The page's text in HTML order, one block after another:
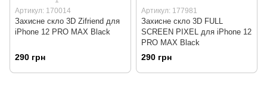
Артикул: 170014
Захисне скло 3D Zifriend для
iPhone 12 PRO MAX Black
290 грн
Артикул: 177981
Захисне скло 3D FULL
SCREEN PIXEL для iPhone 12
PRO MAX Black
290 грн